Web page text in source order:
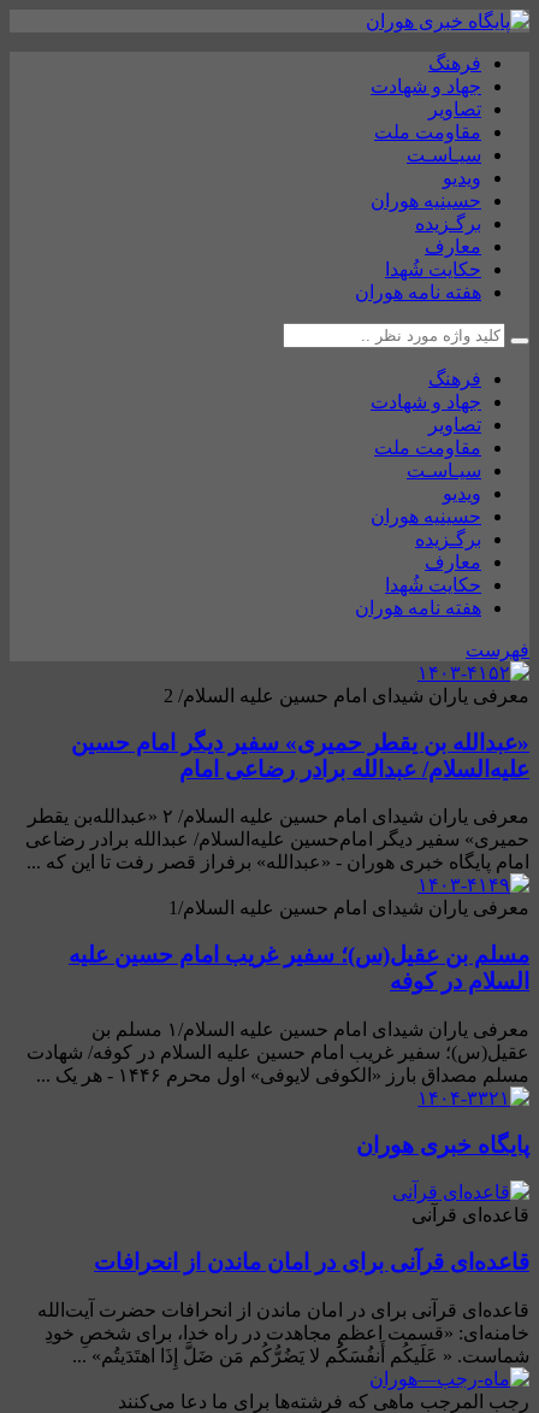
فرهنگ
جهاد و شهادت
تصاویر
مقاومت ملت
سیـاسـت
ویدیو
حسینیه هوران
برگـزیده
معارف
حکایت شُهدا
هفته نامه هوران
فرهنگ
جهاد و شهادت
تصاویر
مقاومت ملت
سیـاسـت
ویدیو
حسینیه هوران
برگـزیده
معارف
حکایت شُهدا
هفته نامه هوران
فهرست
معرفی یاران شیدای امام حسین علیه السلام/ 2
«عبدالله بن یقطر حمیری» سفیر دیگر امام حسین
علیه‌السلام/ عبدالله برادر رضاعی امام
معرفی یاران شیدای امام حسین علیه السلام/ ۲ «عبدالله‌بن یقطر
حمیری» سفیر دیگر امام‌حسین علیه‌السلام/ عبدالله برادر رضاعی
امام پایگاه خبری هوران - «عبدالله» برفراز قصر رفت تا این که ...
معرفی یاران شیدای امام حسین علیه السلام/1
مسلم بن عقیل(س)؛ سفیر غریب امام حسین علیه
السلام در کوفه
معرفی یاران شیدای امام حسین علیه السلام/۱ مسلم بن
عقیل(س)؛ سفیر غریب امام حسین علیه السلام در کوفه/ شهادت
مسلم مصداق بارز «الکوفی لایوفی» اول محرم ۱۴۴۶ - هر یک ...
پایگاه خبری هوران
قاعده‌ای قرآنی
قاعده‌ای قرآنی برای در امان ماندن از انحرافات
قاعده‌ای قرآنی برای در امان ماندن از انحرافات حضرت آیت‌الله
خامنه‌ای: «قسمت اعظمِ مجاهدت در راه خدا، برای شخصِ خودِ
شماست. « عَلَیکُم أَنفُسَکُم لا یَضُرُّکُم مَن ضَلَّ إِذَا اهتَدَیتُم» ...
رجب المرجب ماهی که فرشته‌ها برای ما دعا می‌کنند